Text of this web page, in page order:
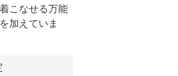
こなせる万能
加えていま